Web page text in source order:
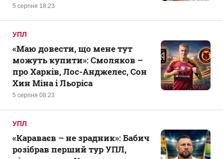
5 серпня 18:23
УПЛ
5 серпня 08:23
«Маю довести, що мене тут
можуть купити»: Смоляков –
про Харків, Лос-Анджелес, Сон
Хин Міна і Льоріса
УПЛ
«Караваєв – не зрадник»: Бабич
розібрав перший тур УПЛ,